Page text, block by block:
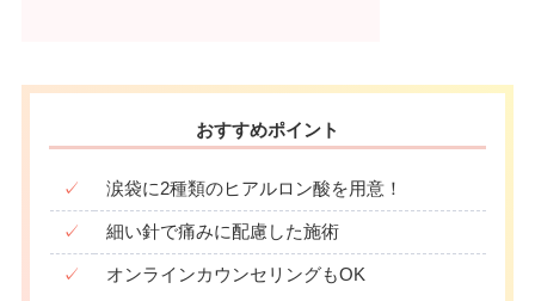
おすすめポイント
✓ 涙袋に2種類のヒアルロン酸を用意！
✓ 細い針で痛みに配慮した施術
✓ オンラインカウンセリングもOK